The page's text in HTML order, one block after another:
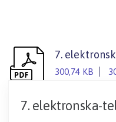
7.
300,74 KB
7. elektronska-